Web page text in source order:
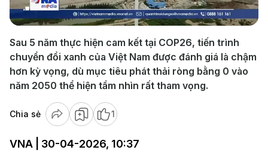
Video
Sau 5 năm thực hiện cam kết tại COP26, tiến trình
chuyển đổi xanh của Việt Nam được đánh giá là chậm
hơn kỳ vọng, dù mục tiêu phát thải ròng bằng 0 vào
năm 2050 thể hiện tầm nhìn rất tham vọng.
Chia sẻ 1
VNA | 30-04-2026, 10:37